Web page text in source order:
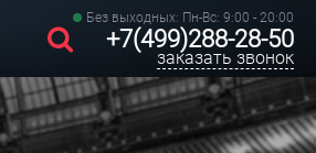
Без выходных: Пн-Вс: 9:00 - 20:00
+7(499)288-28-50
заказать звонок